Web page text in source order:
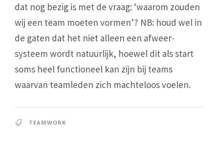
dat nog bezig is met de vraag: ‘waarom zouden
wij een team moeten vormen’? NB: houd wel in
de gaten dat het niet alleen een afweer-
systeem wordt natuurlijk, hoewel dit als start
soms heel functioneel kan zijn bij teams
waarvan teamleden zich machteloos voelen.
TEAMWORK